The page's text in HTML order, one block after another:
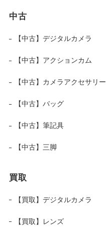
中古
【中古】デジタルカメラ
【中古】アクションカム
【中古】カメラアクセサリー
【中古】バッグ
【中古】筆記具
【中古】三脚
買取
【買取】デジタルカメラ
【買取】レンズ